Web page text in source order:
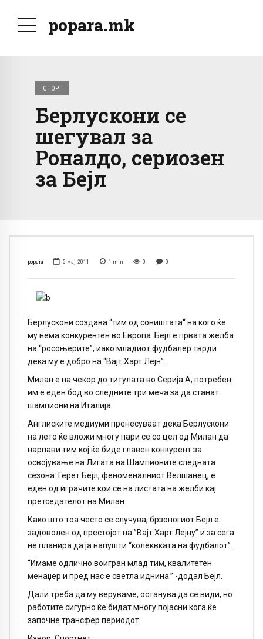
popara.mk
СПОРТ
Берлускони се
шегувал за
Роналдо, сериозен
за Бејл
popara 5 мај, 2011 1 min 0 0
Берлускони создава “тим од соништата“ на кого ќе
му нема конкурентен во Европа. Бејл е првата желба
на “росоњерите”, иако младиот фудбалер тврди
дека му е добро на “Вајт Харт Лејн”.
Милан е на чекор до титулата во Серија А, потребен
им е еден бод во следните три меча за да станат
шампиони на Италија.
Англиските медиуми пренесуваат дека Берлускони
на лето ќе вложи многу пари се со цел од Милан да
нарпави тим кој ќе биде главен конкурент за
освојување на Лигата на Шампионите следната
сезона. Герет Бејл, феноменалниот Велшанец, е
еден од играчите кои се на листата на желби кај
претседателот на Милан.
Како што тоа често се случува, брзоногиот Бејл е
задоволен од престојот на ”Вајт Харт Лејну” и за сега
не планира да ја напушти “колеквката на фудбалот”.
“Имаме одлично воигран млад тим, квалитетен
менаџер и пред нас е светла иднина.” -додал Бејл.
Дали треба да му веруваме, останува да се види, но
работите сигурно ќе бидат многу појасни кога ќе
започне трансфер периодот.